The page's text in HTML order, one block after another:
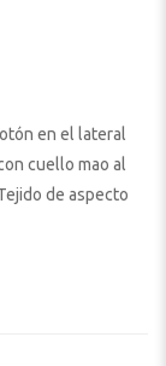
en el lateral
cuello mao al
de aspecto